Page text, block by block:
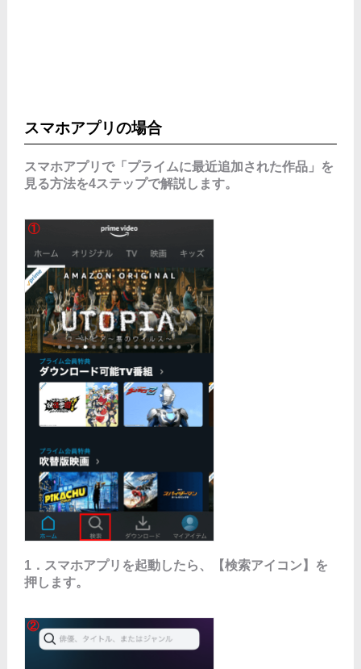
スマホアプリの場合
スマホアプリで「プライムに最近追加された作品」を
見る方法を4ステップで解説します。
1．スマホアプリを起動したら、【検索アイコン】を
押します。